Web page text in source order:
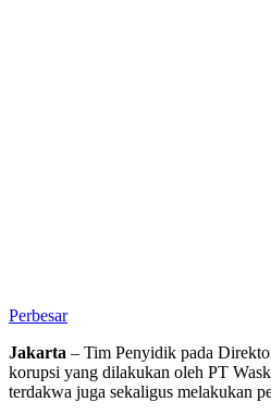
Perbesar
Jakarta – Tim Penyidik pada
korupsi yang dilakukan oleh PT
terdakwa juga sekaligus melakukan